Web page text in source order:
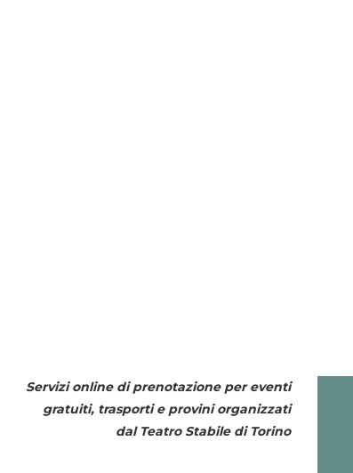
Servizi online di prenotazione per eventi
gratuiti, trasporti e provini organizzati
dal Teatro Stabile di Torino